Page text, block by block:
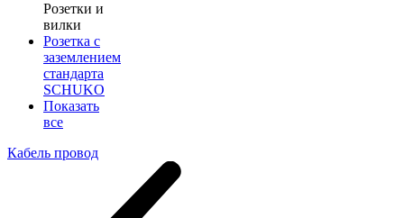
Розетки и
вилки
Розетка с
заземлением
стандарта
SCHUKO
Показать
все
Кабель провод